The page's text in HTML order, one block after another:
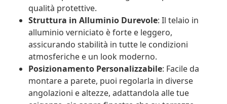
qualità protettive.
Struttura in Alluminio Durevole: Il telaio in
alluminio verniciato è forte e leggero,
assicurando stabilità in tutte le condizioni
atmosferiche e un look moderno.
Posizionamento Personalizzabile: Facile da
montare a parete, puoi regolarla in diverse
angolazioni e altezze, adattandola alle tue